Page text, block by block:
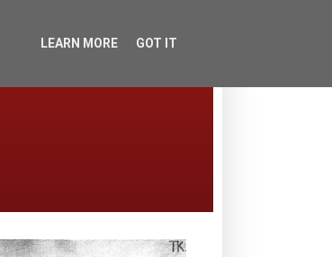
LEARN MORE GOT IT